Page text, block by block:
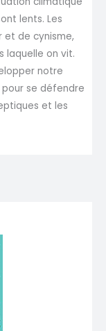
lents. Les
et de cynisme,
laquelle on vit.
notre
pour se défendre
et les